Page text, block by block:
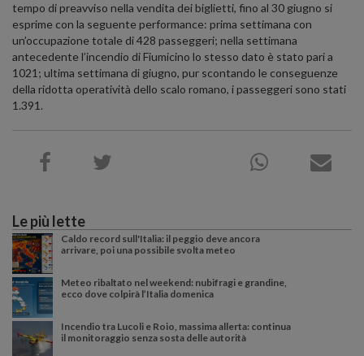
tempo di preavviso nella vendita dei biglietti, fino al 30 giugno si
esprime con la seguente performance: prima settimana con
un’occupazione totale di 428 passeggeri; nella settimana
antecedente l’incendio di Fiumicino lo stesso dato è stato pari a
1021; ultima settimana di giugno, pur scontando le conseguenze
della ridotta operatività dello scalo romano, i passeggeri sono stati
1.391.
Le più lette
Caldo record sull'Italia: il peggio deve ancora
arrivare, poi una possibile svolta meteo
Meteo ribaltato nel weekend: nubifragi e grandine,
ecco dove colpirà l’Italia domenica
Incendio tra Lucoli e Roio, massima allerta: continua
il monitoraggio senza sosta delle autorità